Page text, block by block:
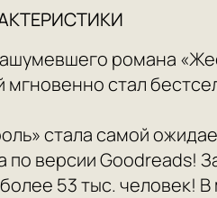
романа
мгновенно стал
стала самой
по версии Goodreads!
53 тыс. человек!